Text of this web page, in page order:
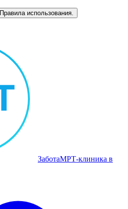
Правила использования.
ЗаботаМРТ‑клиника в